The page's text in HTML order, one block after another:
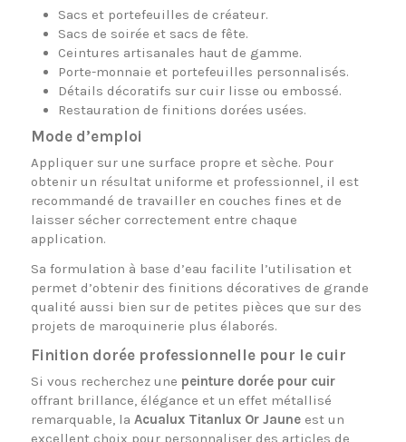
Sacs et portefeuilles de créateur.
Sacs de soirée et sacs de fête.
Ceintures artisanales haut de gamme.
Porte-monnaie et portefeuilles personnalisés.
Détails décoratifs sur cuir lisse ou embossé.
Restauration de finitions dorées usées.
Mode d’emploi
Appliquer sur une surface propre et sèche. Pour
obtenir un résultat uniforme et professionnel, il est
recommandé de travailler en couches fines et de
laisser sécher correctement entre chaque
application.
Sa formulation à base d’eau facilite l’utilisation et
permet d’obtenir des finitions décoratives de grande
qualité aussi bien sur de petites pièces que sur des
projets de maroquinerie plus élaborés.
Finition dorée professionnelle pour le cuir
Si vous recherchez une peinture dorée pour cuir
offrant brillance, élégance et un effet métallisé
remarquable, la Acualux Titanlux Or Jauneest un
excellent choix pour personnaliser des articles de